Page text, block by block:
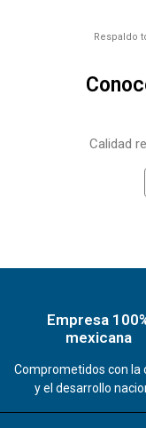
Respaldo
Calidad
Empresa
mexicana
Comprometidos con la
y el desarrollo